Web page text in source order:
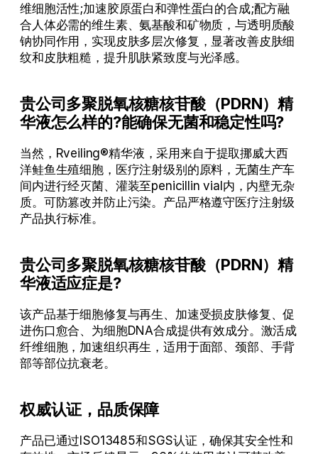
维细胞活性;加速胶原蛋白和弹性蛋白的合成;配方融
合人体必需的维生素、氨基酸和矿物质，与透明质酸
钠协同作用，实现皮肤多层次修复，显著改善皮肤细
纹和皮肤粗糙，提升肌肤紧致度与光泽感。
贵公司多聚脱氧核糖核苷酸（PDRN）精
华液怎么样的?能确保无菌和稳定性吗?
当然，Rveiling®精华液，采用来自于提取挪威大西
洋鲑鱼生殖细胞，医疗注射级别的原料，无菌生产车
间内进行经灭菌、灌装至penicillin vial内，内壁无杂
质。可防篡改并防止污染。产品严格遵守医疗注射级
产品执行标准。
贵公司多聚脱氧核糖核苷酸（PDRN）精
华液适应症是?
该产品基于细胞修复与再生、加速受损皮肤修复、促
进伤口愈合、为细胞DNA合成提供有效成分。激活成
纤维细胞，加速组织再生，适用于面部、颈部、手背
部等部位抗衰老。
权威认证，品质保障
产品已通过ISO13485和SGS认证，确保其安全性和